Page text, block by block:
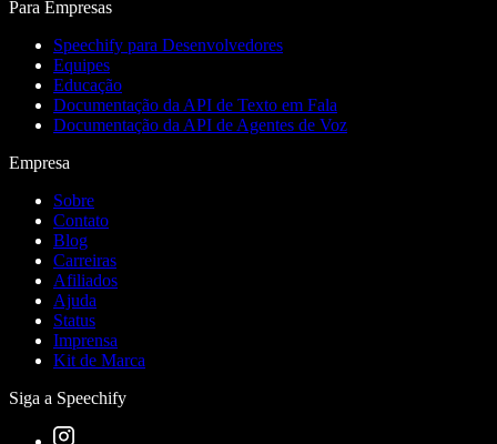
Para Empresas
Speechify para Desenvolvedores
Equipes
Educação
Documentação da API de Texto em Fala
Documentação da API de Agentes de Voz
Empresa
Sobre
Contato
Blog
Carreiras
Afiliados
Ajuda
Status
Imprensa
Kit de Marca
Siga a Speechify